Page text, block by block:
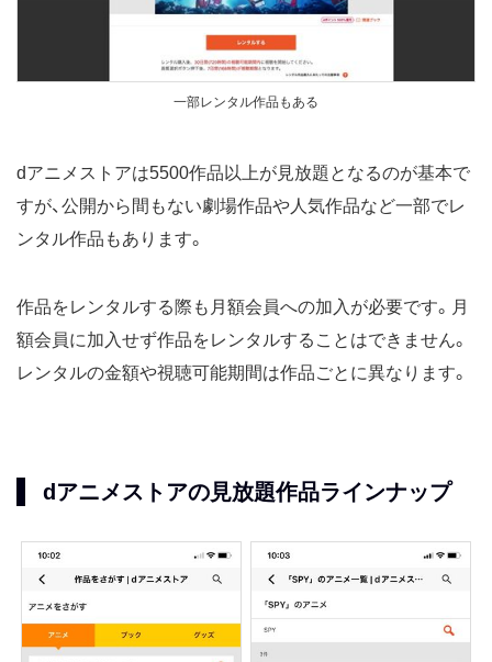
一部レンタル作品もある
dアニメストアは5500作品以上が見放題となるのが基本で
すが、公開から間もない劇場作品や人気作品など一部でレ
ンタル作品もあります。
作品をレンタルする際も月額会員への加入が必要です。月
額会員に加入せず作品をレンタルすることはできません。
レンタルの金額や視聴可能期間は作品ごとに異なります。
dアニメストアの見放題作品ラインナップ